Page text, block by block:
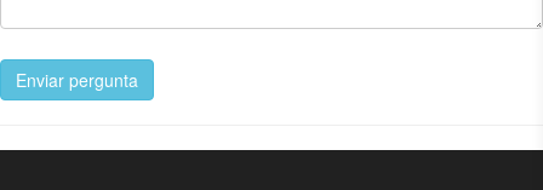
Enviar pergunta